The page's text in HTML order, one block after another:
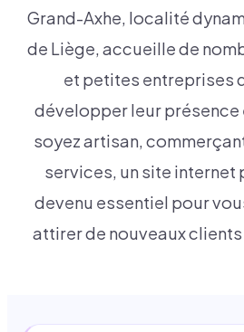
Grand-Axhe, localité
de Liège, accueille de
et petites entreprises
développer leur présence
soyez artisan,
services, un site internet
devenu essentiel pour
attirer de nouveaux